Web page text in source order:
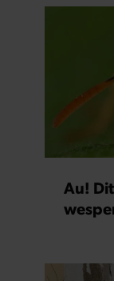
Au!